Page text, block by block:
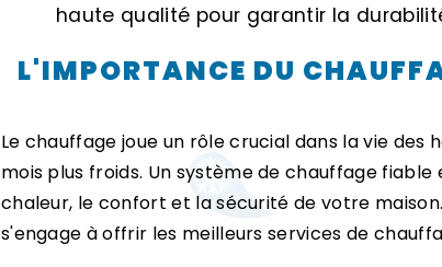
haute qualité pour garantir la
L'IMPORTANCE DU
Le chauffage joue un rôle crucial dans la vie
mois plus froids. Un système de chauffage
chaleur, le confort et la sécurité de votre
s'engage à offrir les meilleurs services de